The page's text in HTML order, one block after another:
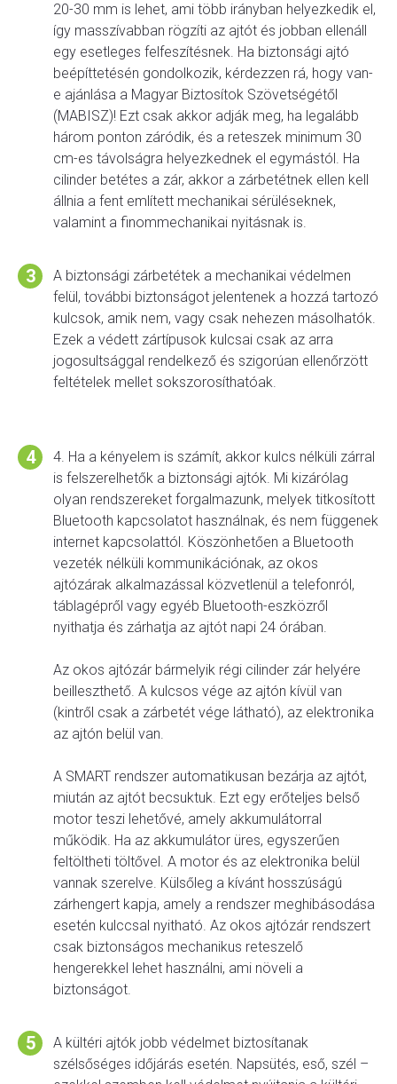
20-30 mm is lehet, ami több irányban helyezkedik el,
így masszívabban rögzíti az ajtót és jobban ellenáll
egy esetleges felfeszítésnek. Ha biztonsági ajtó
beépíttetésén gondolkozik, kérdezzen rá, hogy van-
e ajánlása a Magyar Biztosítok Szövetségétől
(MABISZ)! Ezt csak akkor adják meg, ha legalább
három ponton záródik, és a reteszek minimum 30
cm-es távolságra helyezkednek el egymástól. Ha
cilinder betétes a zár, akkor a zárbetétnek ellen kell
állnia a fent említett mechanikai sérüléseknek,
valamint a finommechanikai nyitásnak is.
A biztonsági zárbetétek a mechanikai védelmen
felül, további biztonságot jelentenek a hozzá tartozó
kulcsok, amik nem, vagy csak nehezen másolhatók.
Ezek a védett zártípusok kulcsai csak az arra
jogosultsággal rendelkező és szigorúan ellenőrzött
feltételek mellet sokszorosíthatóak.
4. Ha a kényelem is számít, akkor kulcs nélküli zárral
is felszerelhetők a biztonsági ajtók. Mi kizárólag
olyan rendszereket forgalmazunk, melyek titkosított
Bluetooth kapcsolatot használnak, és nem függenek
internet kapcsolattól. Köszönhetően a Bluetooth
vezeték nélküli kommunikációnak, az okos
ajtózárak alkalmazással közvetlenül a telefonról,
táblagépről vagy egyéb Bluetooth-eszközről
nyithatja és zárhatja az ajtót napi 24 órában.
Az okos ajtózár bármelyik régi cilinder zár helyére
beilleszthető. A kulcsos vége az ajtón kívül van
(kintről csak a zárbetét vége látható), az elektronika
az ajtón belül van.
A SMART rendszer automatikusan bezárja az ajtót,
miután az ajtót becsuktuk. Ezt egy erőteljes belső
motor teszi lehetővé, amely akkumulátorral
működik. Ha az akkumulátor üres, egyszerűen
feltöltheti töltővel. A motor és az elektronika belül
vannak szerelve. Külsőleg a kívánt hosszúságú
zárhengert kapja, amely a rendszer meghibásodása
esetén kulccsal nyitható. Az okos ajtózár rendszert
csak biztonságos mechanikus reteszelő
hengerekkel lehet használni, ami növeli a
biztonságot.
A kültéri ajtók jobb védelmet biztosítanak
szélsőséges időjárás esetén. Napsütés, eső, szél –